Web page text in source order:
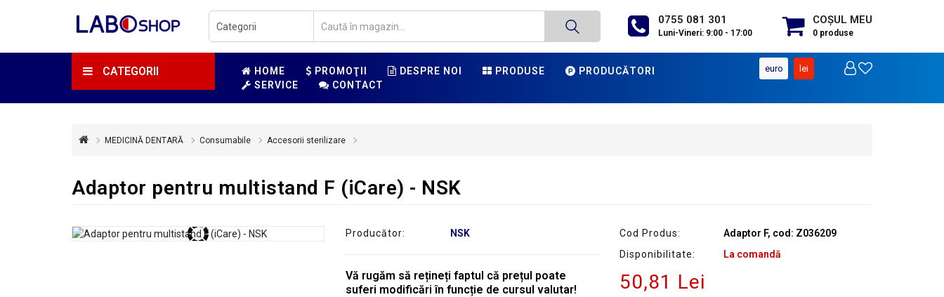
0755 081 301
Luni-Vineri: 9:00 - 17:00
COŞUL MEU
0produse
CATEGORII HOME PROMOŢII DESPRE NOI PRODUSE
PRODUCĂTORI
SERVICE
CONTACT
euro lei
MEDICINĂ DENTARĂ Consumabile Accesorii sterilizare
Adaptor pentru multistand F (iCare) - NSK
Producător: NSK
Vă rugăm să rețineți faptul că prețul poate
suferi modificări în funcție de cursul valutar!
Cod Produs:
Adaptor F, cod: Z036209
Disponibilitate:
La comandă
50,81 Lei